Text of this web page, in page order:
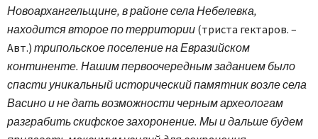
Новоархангельщине, в районе села Небелевка,
находится второе по территории (триста гектаров. –
Авт.) трипольское поселение на Евразийском
континенте. Нашим первоочередным заданием было
спасти уникальный исторический памятник возле села
Васино и не дать возможности черным археологам
разграбить скифское захоронение. Мы и дальше будем